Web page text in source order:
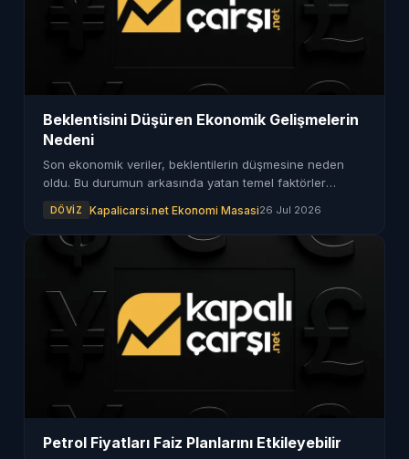
Beklentisini Düşüren Ekonomik Gelişmelerin
Nedeni
Son ekonomik veriler, beklentilerin düşmesine neden
oldu. Bu durumun arkasında yatan temel faktörler
DÖVIZ Kapalicarsi.net Ekonomi Masasi26 Jul 2026
Petrol Fiyatları Faiz Planlarını Etkileyebilir